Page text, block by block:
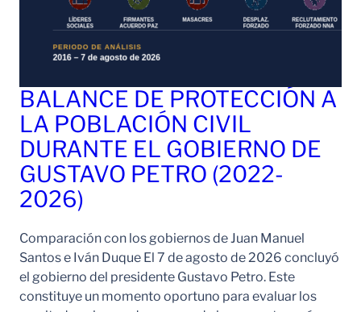
BALANCE DE PROTECCIÓN A
LA POBLACIÓN CIVIL
DURANTE EL GOBIERNO DE
GUSTAVO PETRO (2022-
2026)
Comparación con los gobiernos de Juan Manuel
Santos e Iván Duque El 7 de agosto de 2026 concluyó
el gobierno del presidente Gustavo Petro. Este
constituye un momento oportuno para evaluar los